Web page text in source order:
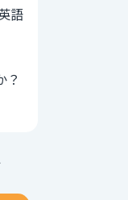
語
？